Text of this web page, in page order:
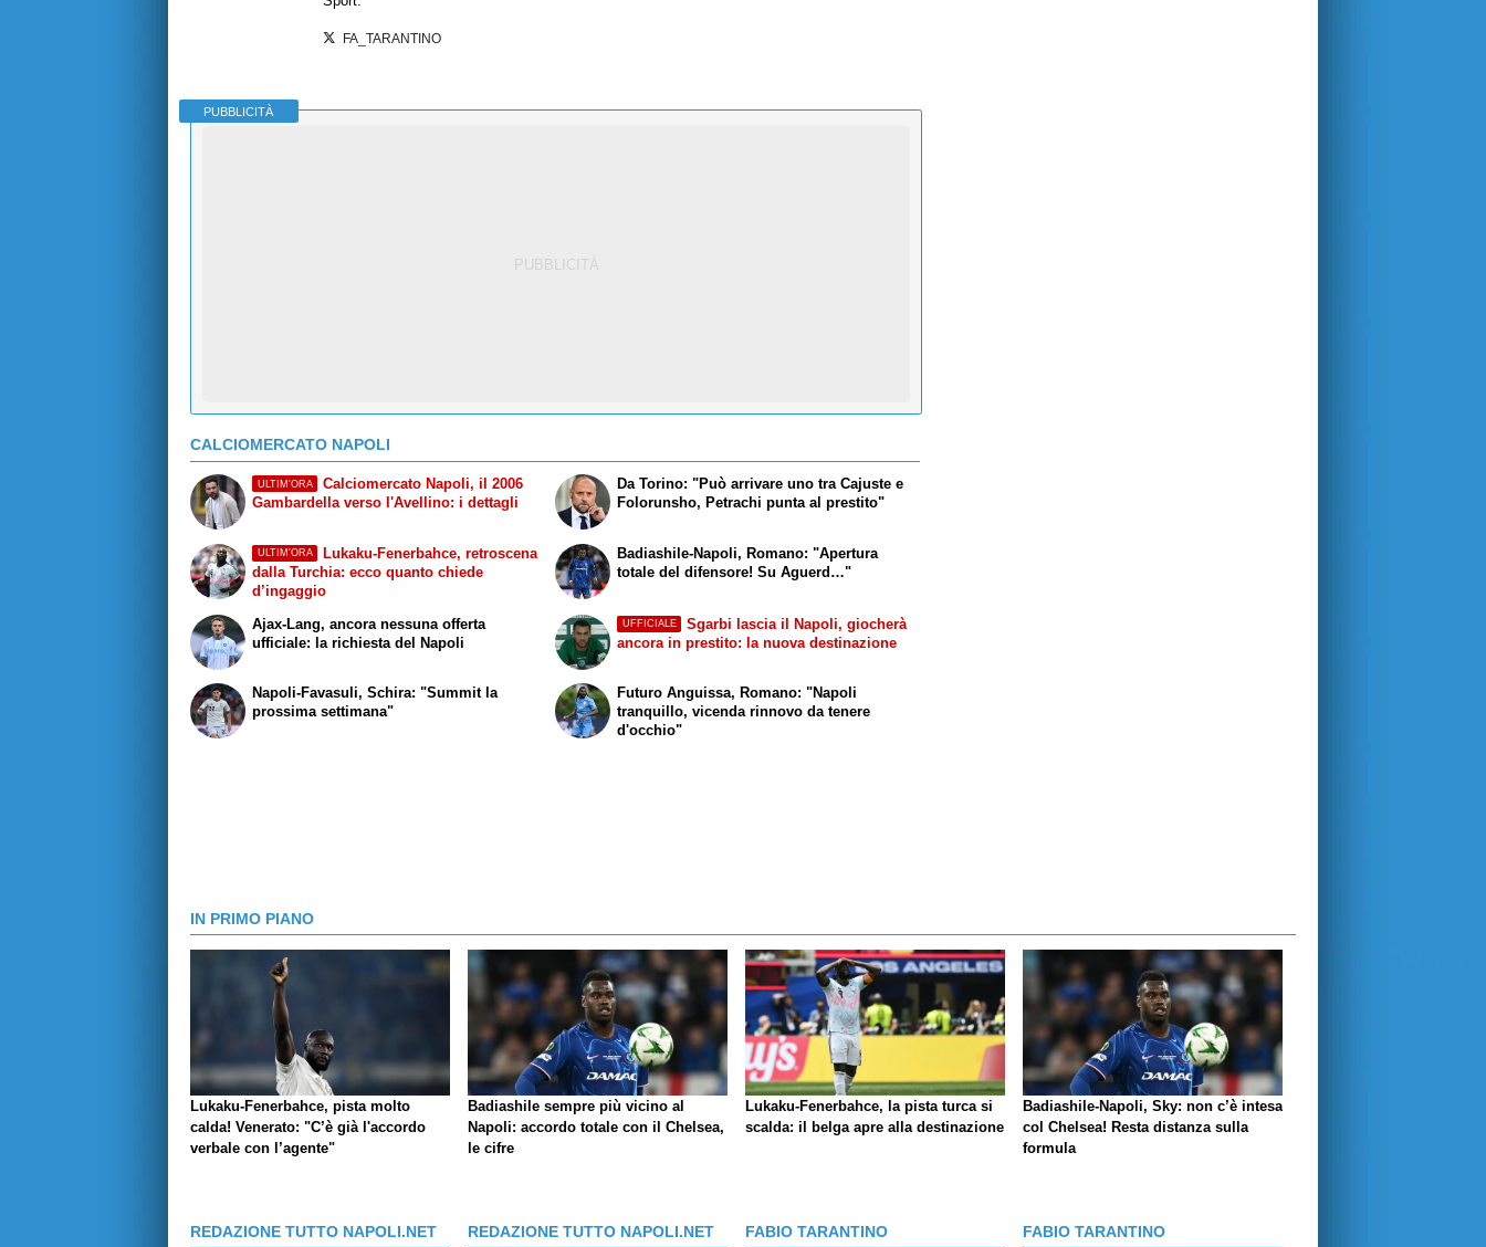
FA_TARANTINO
PUBBLICITÀ
CALCIOMERCATO NAPOLI
ULTIM'ORA
Calciomercato Napoli, il 2006
Gambardella verso l'Avellino: i dettagli
ULTIM'ORA
Lukaku-Fenerbahce, retroscena
dalla Turchia: ecco quanto chiede
d’ingaggio
Da Torino: "Può arrivare uno tra Cajuste e
Folorunsho, Petrachi punta al prestito"
Badiashile-Napoli, Romano: "Apertura
totale del difensore! Su Aguerd…"
Ajax-Lang, ancora nessuna offerta
ufficiale: la richiesta del Napoli
Napoli-Favasuli, Schira: "Summit la
prossima settimana"
UFFICIALE
Sgarbi lascia il Napoli, giocherà
ancora in prestito: la nuova destinazione
Futuro Anguissa, Romano: "Napoli
tranquillo, vicenda rinnovo da tenere
d'occhio"
IN PRIMO PIANO
Lukaku-Fenerbahce, pista molto
calda! Venerato: "C’è già l'accordo
verbale con l’agente"
Badiashile sempre più vicino al
Napoli: accordo totale con il Chelsea,
le cifre
Lukaku-Fenerbahce, la pista turca si
scalda: il belga apre alla destinazione
Badiashile-Napoli, Sky: non c’è intesa
col Chelsea! Resta distanza sulla
formula
REDAZIONE TUTTO NAPOLI.NET REDAZIONE TUTTO NAPOLI.NET FABIO TARANTINO FABIO TARANTINO